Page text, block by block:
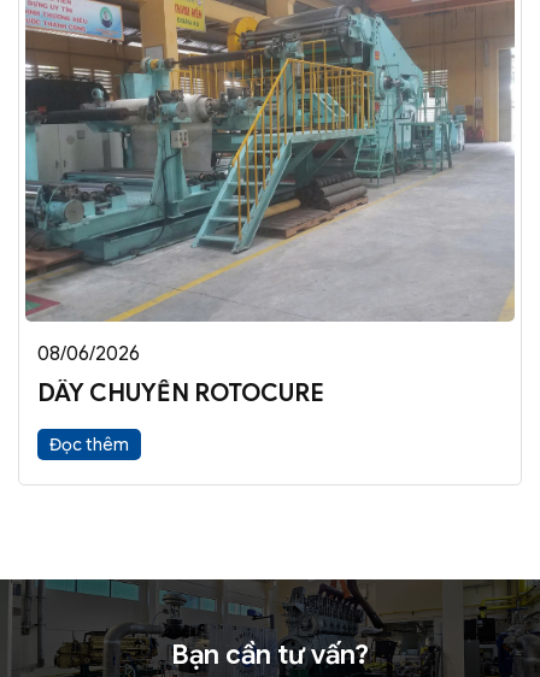
08/06/2026
DÂY CHUYỀN ROTOCURE
Đọc thêm
Bạn cần tư vấn?